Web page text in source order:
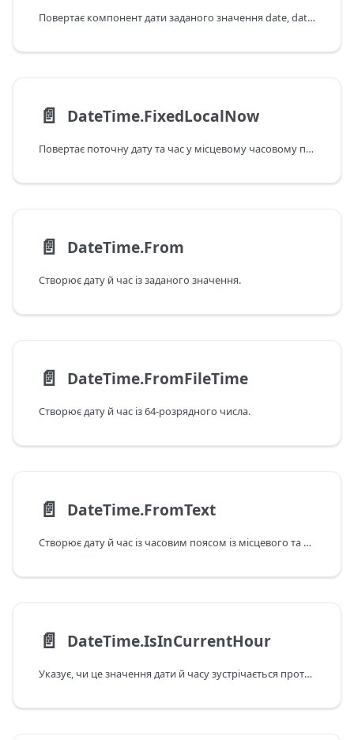
Повертає компонент дати заданого значення date, datetime або datetimezone.
📄️ DateTime.FixedLocalNow
Повертає поточну дату та час у місцевому часовому поясі. Це значення – фіксоване, і воно не зміниться після наступних викликів.
📄️ DateTime.From
Створює дату й час із заданого значення.
📄️ DateTime.FromFileTime
Створює дату й час із 64-розрядного числа.
📄️ DateTime.FromText
Створює дату й час із часовим поясом із місцевого та всесвітнього форматів дати й часу.
📄️ DateTime.IsInCurrentHour
Указує, чи це значення дати й часу зустрічається протягом поточної години відповідно до поточних дати й часу в системі.